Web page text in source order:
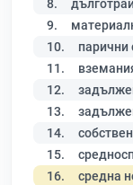
8.
9.
10. парични
11.
12.
13.
14.
15.
16. средна